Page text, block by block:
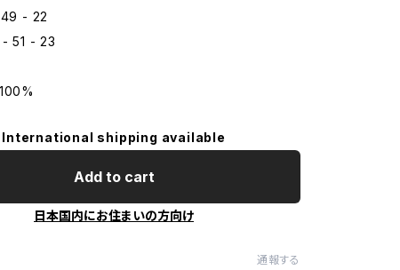
49 - 22
- 51 - 23
International shipping available
Add to cart
日本国内にお住まいの方向け
通報する